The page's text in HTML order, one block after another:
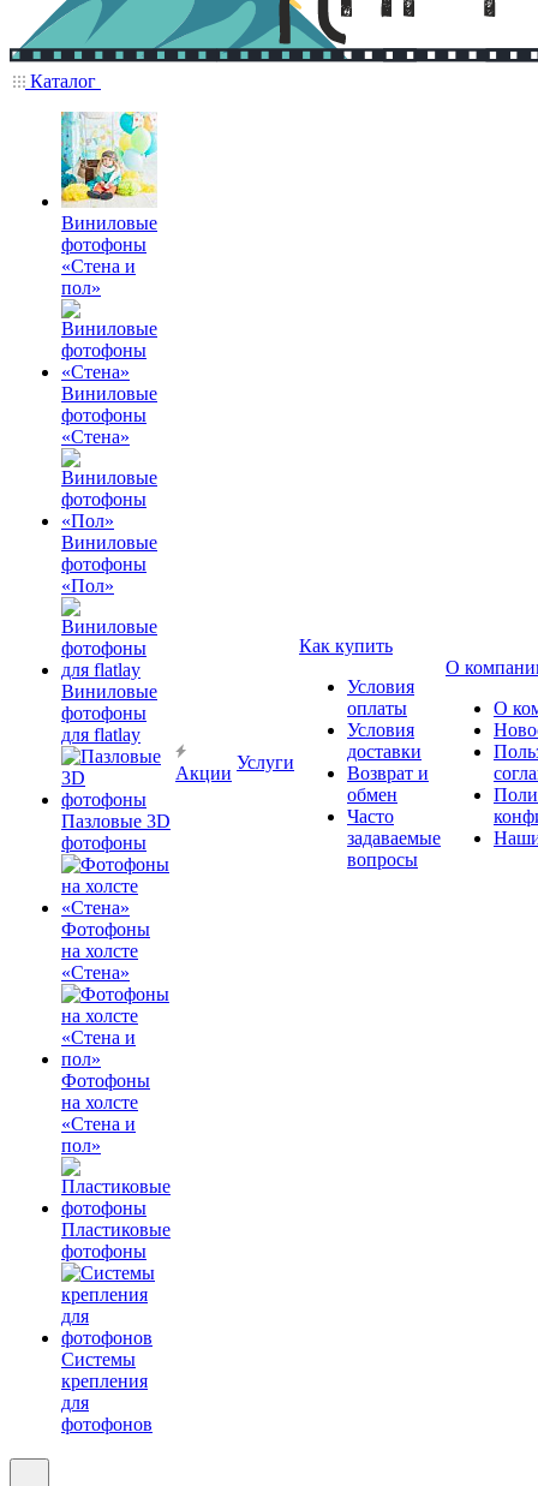
Каталог
Виниловые
фотофоны
«Стена и
пол»
Виниловые
фотофоны
«Стена»
Виниловые
фотофоны
«Пол»
Виниловые
фотофоны
для flatlay
Пазловые 3D
фотофоны
Фотофоны
на холсте
«Стена»
Фотофоны
на холсте
«Стена и
пол»
Пластиковые
фотофоны
Системы
крепления
для
фотофонов
Акции
Услуги
Как купить
Условия
оплаты
Условия
доставки
Возврат и
обмен
Часто
задаваемые
вопросы
О
О